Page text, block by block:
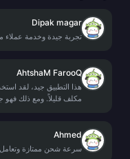
Dipak magar
تجربة جيدة وخدمة عملاء
AhtshaM FarooQ
هذا التطبيق جيد، لقد
مكلف قليلاً. ومع ذلك فهو
Ahmed
سرعة شحن ممتازة